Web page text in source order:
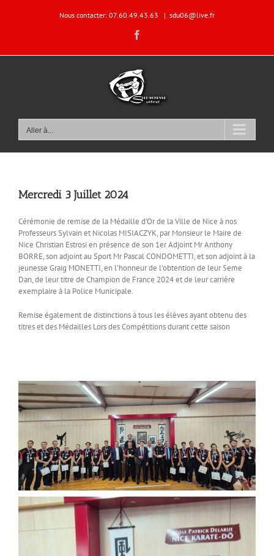
Nous contacter: 07.60.49.43.63 | sdu06@live.fr
Aller à...
Mercredi 3 Juillet 2024
Cérémonie de remise de la Médaille d’Or de la Ville de Nice à nos
Professeurs Sylvain et Nicolas MISIACZYK, par Monsieur le Maire de
Nice Christian Estrosi en présence de son 1er Adjoint Mr Anthony
BORRE, son adjoint au Sport Mr Pascal CONDOMETTI, et son adjoint à la
jeunesse Graig MONETTI, en l’honneur de l’obtention de leur 5eme
Dan, de leur titre de Champion de France 2024 et de leur carrière
exemplaire à la Police Municipale.
Remise également de distinctions à tous les élèves ayant obtenu des
titres et des Médailles Lors des Compétitions durant cette saison